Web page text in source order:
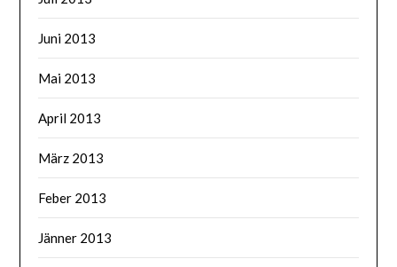
Juni 2013
Mai 2013
April 2013
März 2013
Feber 2013
Jänner 2013